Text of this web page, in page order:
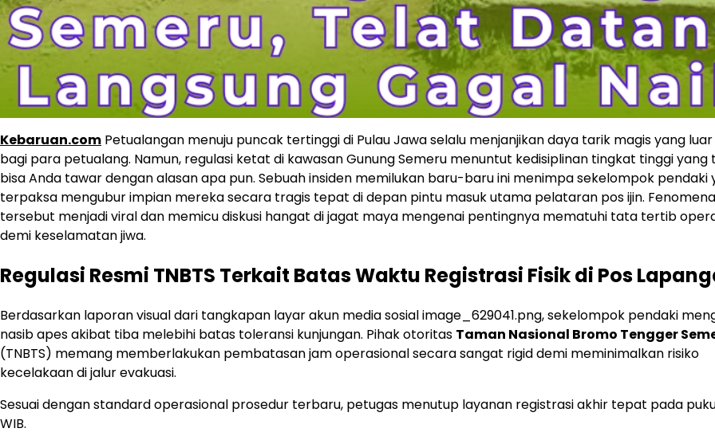
Kebaruan.com Petualangan menuju puncak tertinggi di Pulau Jawa selalu menjanjikan daya tarik magis yang
bagi para petualang. Namun, regulasi ketat di kawasan Gunung Semeru menuntut kedisiplinan tingkat tinggi yang
bisa Anda tawar dengan alasan apa pun. Sebuah insiden memilukan baru-baru ini menimpa sekelompok pendaki
terpaksa mengubur impian mereka secara tragis tepat di depan pintu masuk utama pelataran pos ijin.
tersebut menjadi viral dan memicu diskusi hangat di jagat maya mengenai pentingnya mematuhi tata tertib
demi keselamatan jiwa.
Regulasi Resmi TNBTS Terkait Batas Waktu Registrasi Fisik di Pos
Berdasarkan laporan visual dari tangkapan layar akun media sosial image_629041.png, sekelompok pendaki
nasib apes akibat tiba melebihi batas toleransi kunjungan. Pihak otoritas Taman Nasional Bromo Tengger
(TNBTS) memang memberlakukan pembatasan jam operasional secara sangat rigid demi meminimalkan risiko
kecelakaan di jalur evakuasi.
Sesuai dengan standard operasional prosedur terbaru, petugas menutup layanan registrasi akhir tepat pada
WIB.